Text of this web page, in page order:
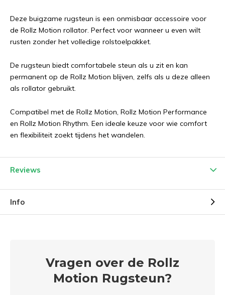
Deze buigzame rugsteun is een onmisbaar accessoire voor
de Rollz Motion rollator. Perfect voor wanneer u even wilt
rusten zonder het volledige rolstoelpakket.
De rugsteun biedt comfortabele steun als u zit en kan
permanent op de Rollz Motion blijven, zelfs als u deze alleen
als rollator gebruikt.
Compatibel met de Rollz Motion, Rollz Motion Performance
en Rollz Motion Rhythm. Een ideale keuze voor wie comfort
en flexibiliteit zoekt tijdens het wandelen.
Reviews
Info
Vragen over de Rollz
Motion Rugsteun?